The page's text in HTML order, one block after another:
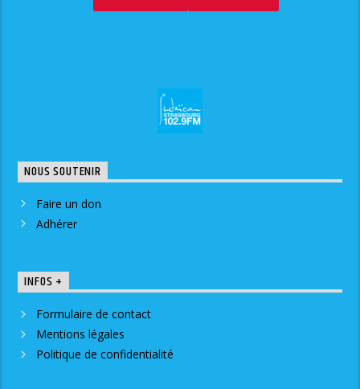
NOUS SOUTENIR
Faire un don
Adhérer
INFOS +
Formulaire de contact
Mentions légales
Politique de confidentialité